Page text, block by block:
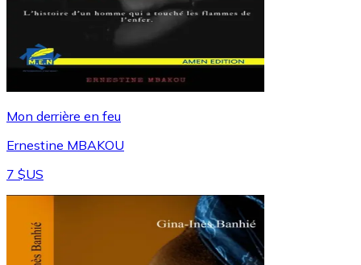
Mon derrière en feu
Ernestine MBAKOU
7 $US